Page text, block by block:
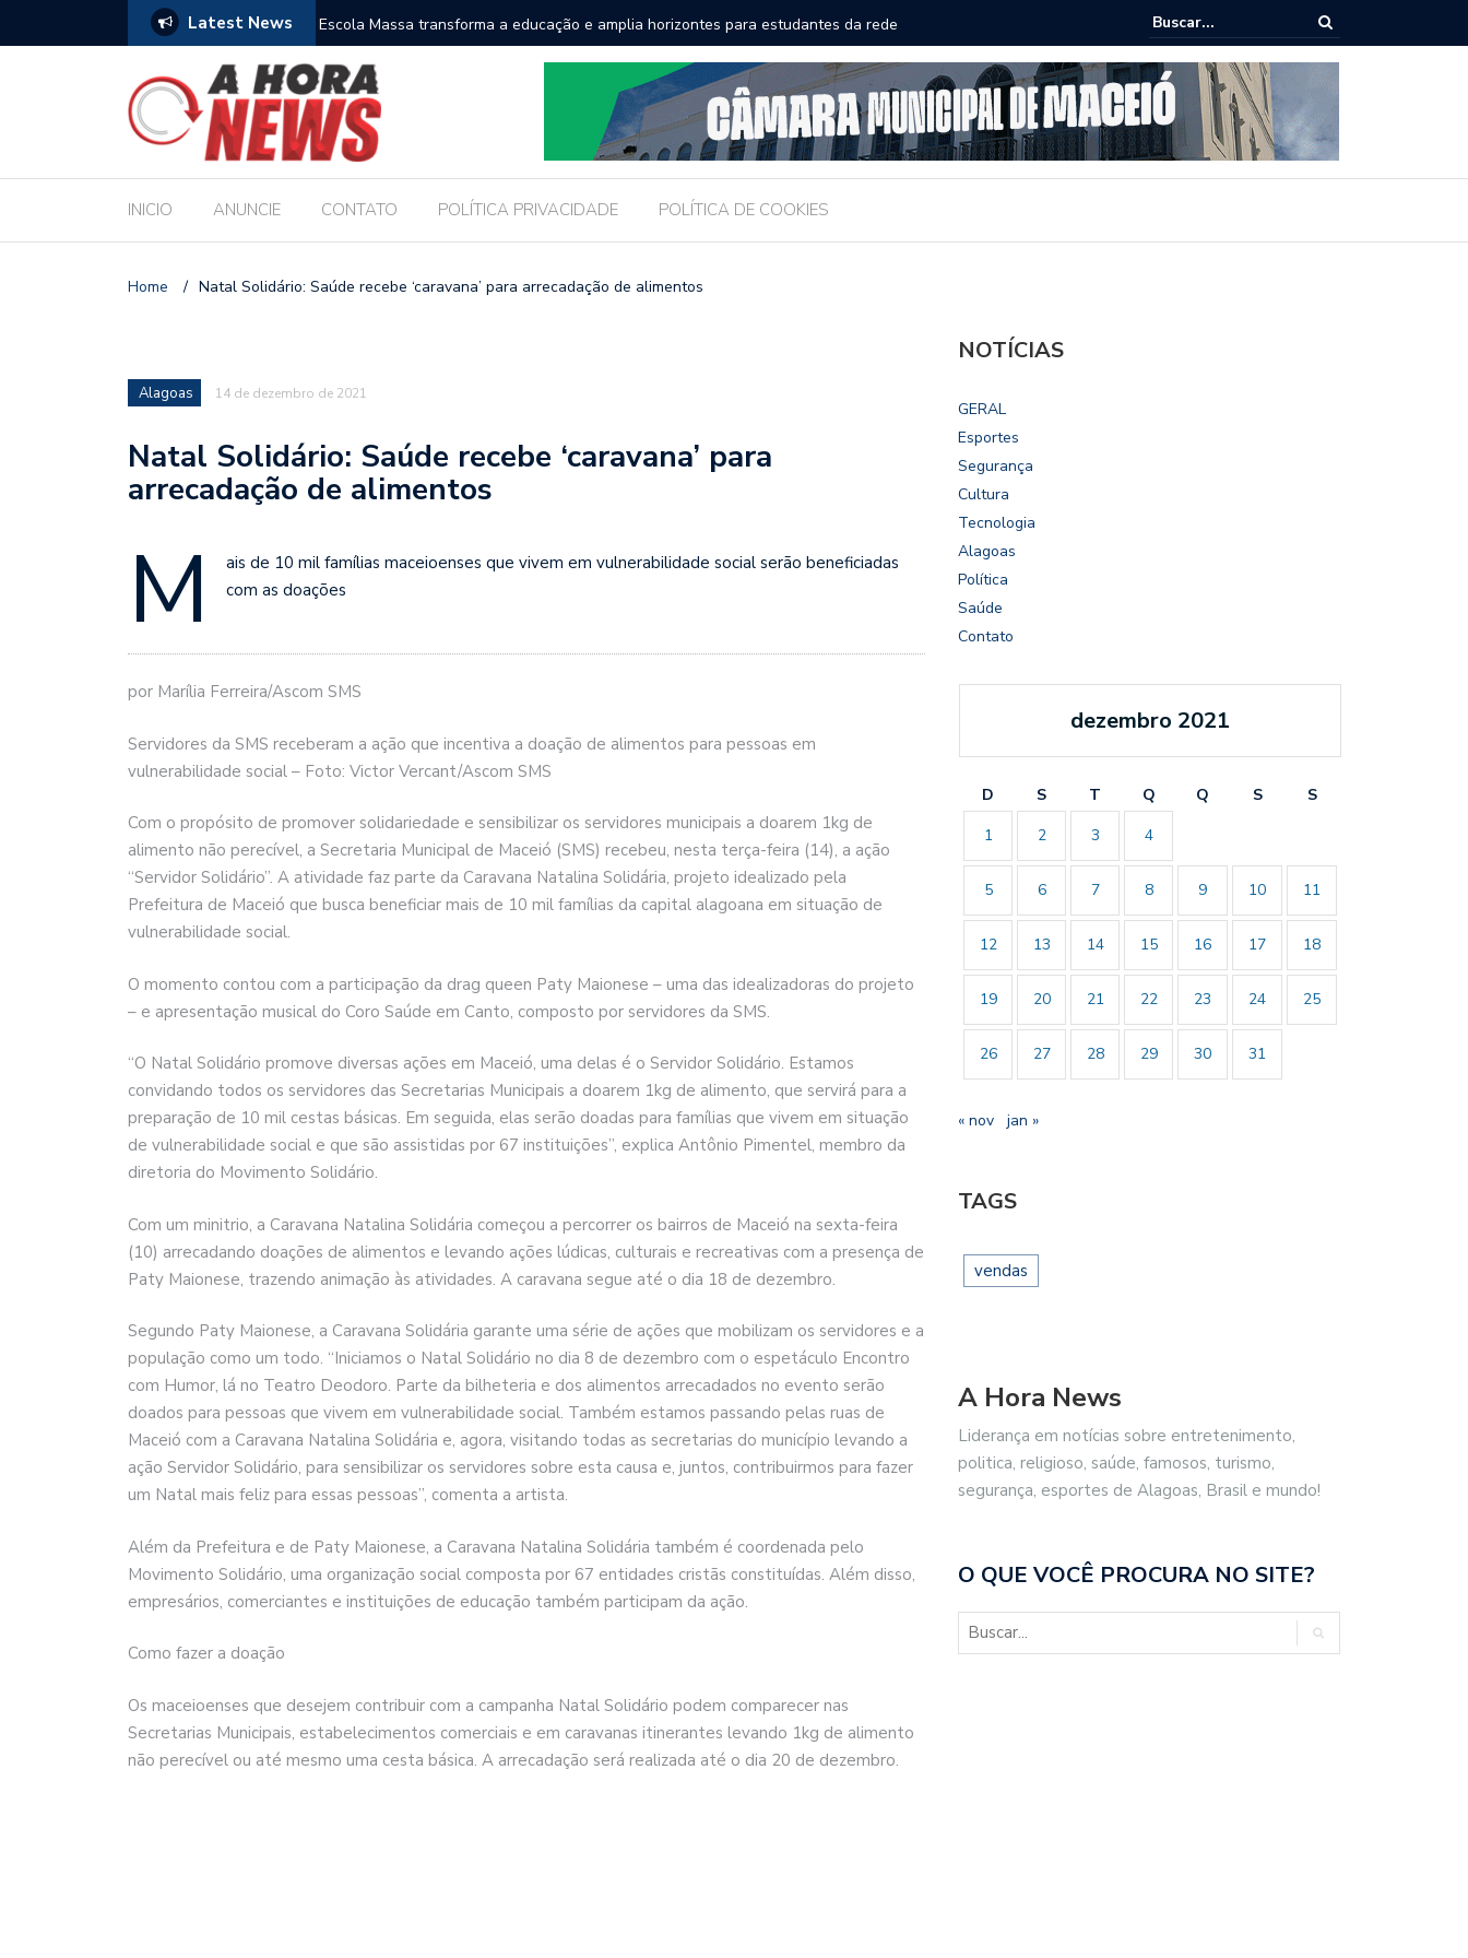
Latest News
escolares e sanciona jornada de 30 horas
Escola Massa transforma a educação e amplia horizontes para estudantes da rede
pública de Maceió
Chico Filho destaca potencial esportivo, turístico e econômico da Maratona
Internacional de Maceió
INICIO ANUNCIE CONTATO POLÍTICA PRIVACIDADE POLÍTICA DE COOKIES
Home / Natal Solidário: Saúde recebe ‘caravana’ para arrecadação de alimentos
Alagoas 14 de dezembro de 2021
Natal Solidário: Saúde recebe ‘caravana’ para
arrecadação de alimentos
M
ais de 10 mil famílias maceioenses que vivem em vulnerabilidade social serão beneficiadas
com as doações
por Marília Ferreira/Ascom SMS
Servidores da SMS receberam a ação que incentiva a doação de alimentos para pessoas em
vulnerabilidade social – Foto: Victor Vercant/Ascom SMS
Com o propósito de promover solidariedade e sensibilizar os servidores municipais a doarem 1kg de
alimento não perecível, a Secretaria Municipal de Maceió (SMS) recebeu, nesta terça-feira (14), a ação
“Servidor Solidário”. A atividade faz parte da Caravana Natalina Solidária, projeto idealizado pela
Prefeitura de Maceió que busca beneficiar mais de 10 mil famílias da capital alagoana em situação de
vulnerabilidade social.
O momento contou com a participação da drag queen Paty Maionese – uma das idealizadoras do projeto
– e apresentação musical do Coro Saúde em Canto, composto por servidores da SMS.
“O Natal Solidário promove diversas ações em Maceió, uma delas é o Servidor Solidário. Estamos
convidando todos os servidores das Secretarias Municipais a doarem 1kg de alimento, que servirá para a
preparação de 10 mil cestas básicas. Em seguida, elas serão doadas para famílias que vivem em situação
de vulnerabilidade social e que são assistidas por 67 instituições”, explica Antônio Pimentel, membro da
diretoria do Movimento Solidário.
Com um minitrio, a Caravana Natalina Solidária começou a percorrer os bairros de Maceió na sexta-feira
(10) arrecadando doações de alimentos e levando ações lúdicas, culturais e recreativas com a presença de
Paty Maionese, trazendo animação às atividades. A caravana segue até o dia 18 de dezembro.
Segundo Paty Maionese, a Caravana Solidária garante uma série de ações que mobilizam os servidores e a
população como um todo. “Iniciamos o Natal Solidário no dia 8 de dezembro com o espetáculo Encontro
com Humor, lá no Teatro Deodoro. Parte da bilheteria e dos alimentos arrecadados no evento serão
doados para pessoas que vivem em vulnerabilidade social. Também estamos passando pelas ruas de
Maceió com a Caravana Natalina Solidária e, agora, visitando todas as secretarias do município levando a
ação Servidor Solidário, para sensibilizar os servidores sobre esta causa e, juntos, contribuirmos para fazer
um Natal mais feliz para essas pessoas”, comenta a artista.
Além da Prefeitura e de Paty Maionese, a Caravana Natalina Solidária também é coordenada pelo
Movimento Solidário, uma organização social composta por 67 entidades cristãs constituídas. Além disso,
empresários, comerciantes e instituições de educação também participam da ação.
Como fazer a doação
Os maceioenses que desejem contribuir com a campanha Natal Solidário podem comparecer nas
Secretarias Municipais, estabelecimentos comerciais e em caravanas itinerantes levando 1kg de alimento
não perecível ou até mesmo uma cesta básica. A arrecadação será realizada até o dia 20 de dezembro.
NOTÍCIAS
GERAL
Esportes
Segurança
Cultura
Tecnologia
Alagoas
Política
Saúde
Contato
dezembro 2021
D S T Q Q S
S
1
2 3 4
5 6 7 8 9 10 11
12 13 14 15 16 17 18
19 20 21 22 23 24 25
26 27 28 29 30 31
« nov jan »
TAGS
vendas
A Hora News
Liderança em notícias sobre entretenimento,
politica, religioso, saúde, famosos, turismo,
segurança, esportes de Alagoas, Brasil e mundo!
O QUE VOCÊ PROCURA NO SITE?